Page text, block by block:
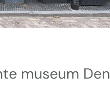
museum Den